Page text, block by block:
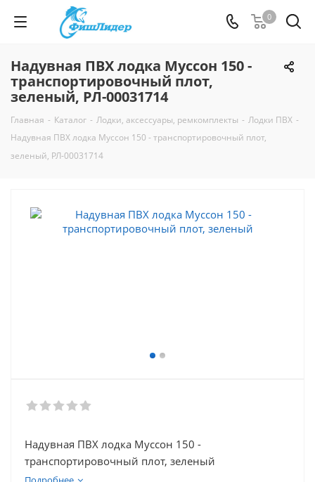
0
Надувная ПВХ лодка Муссон 150 -
транспортировочный плот,
зеленый, РЛ-00031714
Главная - Каталог - Лодки, аксессуары, ремкомплекты - Лодки ПВХ -
Надувная ПВХ лодка Муссон 150 - транспортировочный плот,
зеленый, РЛ-00031714
Надувная ПВХ лодка Муссон 150 -
транспортировочный плот, зеленый